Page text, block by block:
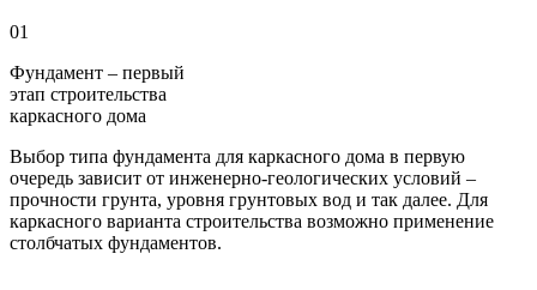
01
Фундамент – первый
этап строительства
каркасного дома
Выбор типа фундамента для каркасного дома в первую
очередь зависит от инженерно-геологических условий –
прочности грунта, уровня грунтовых вод и так далее. Для
каркасного варианта строительства возможно применение
столбчатых фундаментов.